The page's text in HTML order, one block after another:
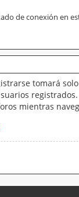
de conexión en
tomará
mientras